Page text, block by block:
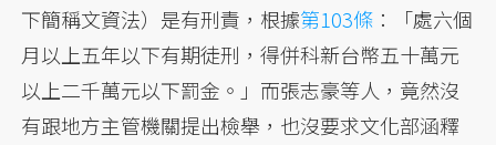
下簡稱文資法）是有刑責，根據第103條 ：「處六個
月以上五年以下有期徒刑，得併科新台幣五十萬元
以上二千萬元以下罰金。」而張志豪等人，竟然沒
有跟地方主管機關提出檢舉，也沒要求文化部涵釋